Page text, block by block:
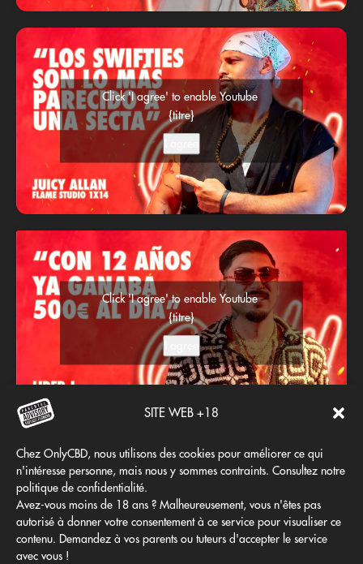
SITE WEB +18
Chez OnlyCBD, nous utilisons des cookies pour améliorer ce qui
n'intéresse personne, mais nous y sommes contraints. Consultez notre
politique de confidentialité.
Avez-vous moins de 18 ans ? Malheureusement, vous n'êtes pas
autorisé à donner votre consentement à ce service pour visualiser ce
contenu. Demandez à vos parents ou tuteurs d'accepter le service
avec vous !
Click 'I agree' to enable Youtube
{titre}
Click 'I agree' to enable Youtube
{titre}
Click 'I agree' to enable Youtube
{titre}